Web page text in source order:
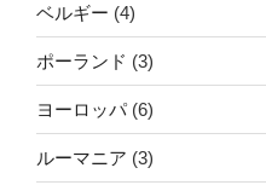
ベルギー (4)
ポーランド (3)
ヨーロッパ(6)
ルーマニア (3)